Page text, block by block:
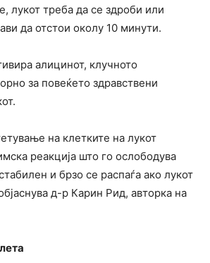
лукот треба да се здроби или
да отстои околу 10 минути.
алицинот, клучното
за повеќето здравствени
на клетките на лукот
реакција што го ослободува
и брзо се распаѓа ако лукот
д-р Карин Рид, авторка на